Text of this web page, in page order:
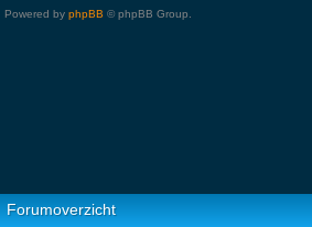
Powered by phpBB © phpBB Group.
Forumoverzicht